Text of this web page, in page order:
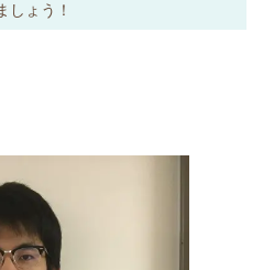
しょう！